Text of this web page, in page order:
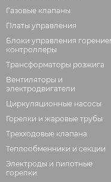
Газовые клапаны
Платы управления
Блоки управления
контроллеры
Трансформаторы розжига
Вентиляторы и
электродвигатели
Циркуляционные насосы
Горелки и жаровые трубы
Трехходовые клапана
Теплообменники и секции
Электроды и пилотные
горелки